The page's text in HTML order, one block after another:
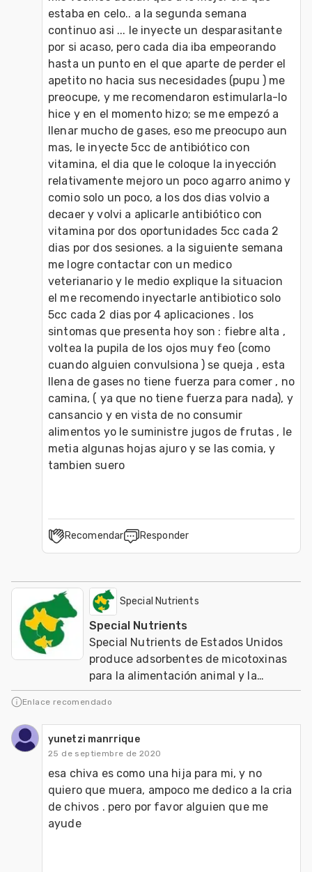
estaba en celo.. a la segunda semana
continuo asi ... le inyecte un desparasitante
por si acaso, pero cada dia iba empeorando
hasta un punto en el que aparte de perder el
apetito no hacia sus necesidades (pupu ) me
preocupe, y me recomendaron estimularla-lo
hice y en el momento hizo; se me empezó a
llenar mucho de gases, eso me preocupo aun
mas, le inyecte 5cc de antibiótico con
vitamina, el dia que le coloque la inyección
relativamente mejoro un poco agarro animo y
comio solo un poco, a los dos dias volvio a
decaer y volvi a aplicarle antibiótico con
vitamina por dos oportunidades 5cc cada 2
dias por dos sesiones. a la siguiente semana
me logre contactar con un medico
veterianario y le medio explique la situacion
el me recomendo inyectarle antibiotico solo
5cc cada 2 dias por 4 aplicaciones . los
sintomas que presenta hoy son : fiebre alta ,
voltea la pupila de los ojos muy feo (como
cuando alguien convulsiona ) se queja , esta
llena de gases no tiene fuerza para comer , no
camina, ( ya que no tiene fuerza para nada), y
cansancio y en vista de no consumir
alimentos yo le suministre jugos de frutas , le
metia algunas hojas ajuro y se las comia, y
tambien suero
Recomendar Responder
Special Nutrients
Special Nutrients
Special Nutrients de Estados Unidos
produce adsorbentes de micotoxinas
para la alimentación animal y la
agricultura orgánica mundial
Enlace recomendado
yunetzi manrrique
25 de septiembre de 2020
esa chiva es como una hija para mi, y no
quiero que muera, ampoco me dedico a la cria
de chivos . pero por favor alguien que me
ayude